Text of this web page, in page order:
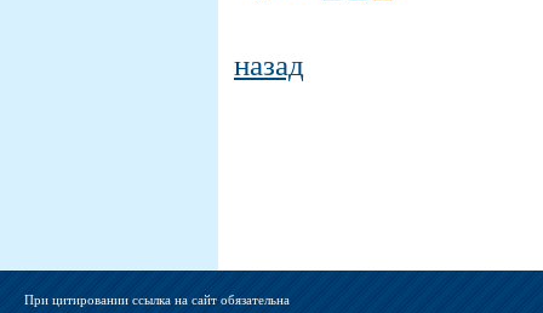
назад
При цитировании ссылка на сайт обязательна